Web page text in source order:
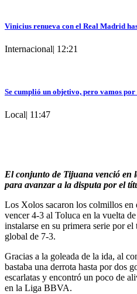
Vinicius renueva con el Real Madrid
Internacional| 12:21
Se cumplió un objetivo, pero vamos
Local| 11:47
El conjunto de Tijuana venció en
para avanzar a la disputa por el
Los Xolos sacaron los colmillos en
vencer 4-3 al Toluca en la vuelta
instalarse en su primera serie por
global de 7-3.
Gracias a la goleada de la ida, al
bastaba una derrota hasta por dos
escarlatas y encontró un poco de
en la Liga BBVA.